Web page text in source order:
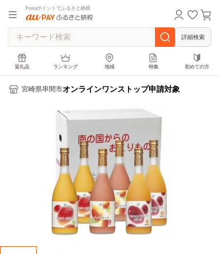
Pontaポイントでふるさと納税
詳細検索
返礼品 ランキング 地域 特集 初めての方
宮崎県串間市オンラインワンストップ申請対象